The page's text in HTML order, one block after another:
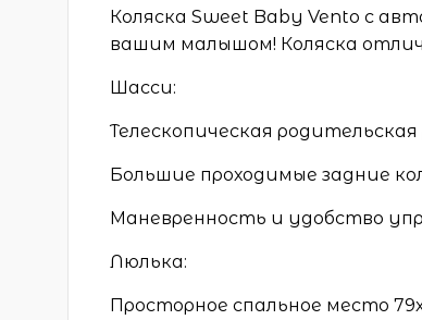
Коляска Sweet Baby Vento с
вашим малышом! Коляска
Шасси:
Телескопическая
Большие проходимые задние
Маневренность и удобство
Люлька:
Просторное спальное место